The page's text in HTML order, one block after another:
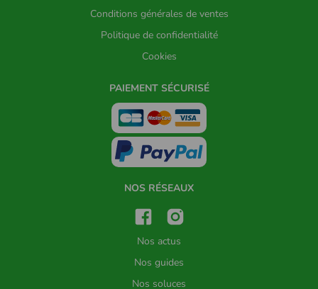
Conditions générales de ventes
Politique de confidentialité
Cookies
PAIEMENT SÉCURISÉ
NOS RÉSEAUX
Nos actus
Nos guides
Nos soluces